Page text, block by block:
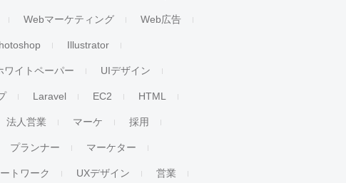
Webマーケティング Web広告
Illustrator
ワイトペーパー UIデザイン
Laravel EC2 HTML
法人営業 マーケ 採用
プランナー マーケター
トワーク UXデザイン 営業